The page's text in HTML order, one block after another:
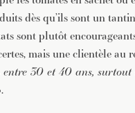
dès qu’ils sont un
sont plutôt
mais une clientèle au
30 et 40 ans, surtout
.